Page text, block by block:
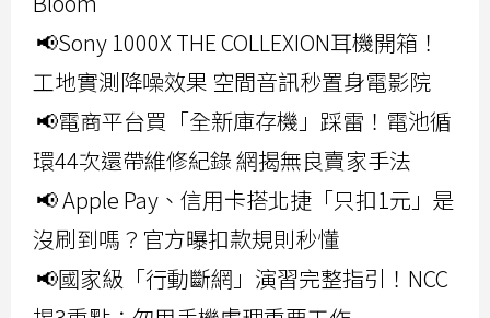
📢Sony 1000X THE COLLEXION耳機開箱！
工地實測降噪效果 空間音訊秒置身電影院
📢電商平台買「全新庫存機」踩雷！電池循
環44次還帶維修紀錄 網揭無良賣家手法
📢 Apple Pay、信用卡搭北捷「只扣1元」是
沒刷到嗎？官方曝扣款規則秒懂
📢國家級「行動斷網」演習完整指引！NCC